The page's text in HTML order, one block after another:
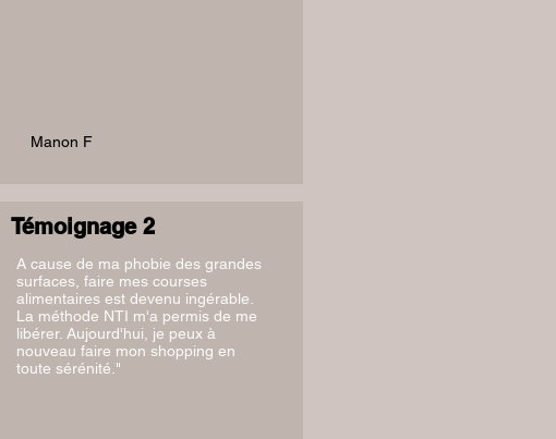
Manon F
Témoignage 2
A cause de ma phobie des grandes
surfaces, faire mes courses
alimentaires est devenu ingérable.
La méthode NTI m'a permis de me
libérer. Aujourd'hui, je peux à
nouveau faire mon shopping en
toute sérénité."